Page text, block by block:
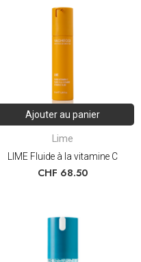
Ajouter au panier
Lime
LIME Fluide à la vitamine C
CHF 68.50